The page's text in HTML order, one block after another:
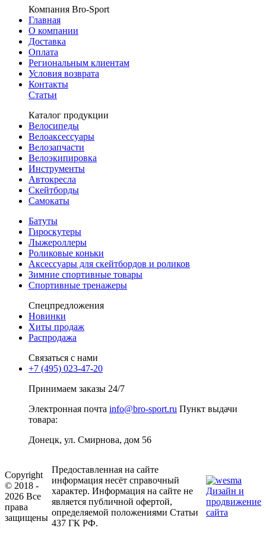
Компания Bro-Sport
Главная
О компании
Доставка
Оплата
Региональным клиентам
Условия возврата
Контакты
Статьи
Каталог продукции
Велосипеды
Велоаксессуары
Велозапчасти
Велоэкипировка
Инструменты
Автокресла
Скейтборды
Самокаты
Батуты
Гироскутеры
Лыжероллеры
Роликовые коньки
Аксессуары для скейтбордов и роликов
Зимние спортивные товары
Спортивные тренажеры
Спецпредложения
Новинки
Хиты продаж
Распродажа
Связаться с нами
+7 (495) 023-47-20
Принимаем заказы 24/7
Электронная почта info@bro-sport.ru Пункт выдачи
товара:
Донецк, ул. Смирнова, дом 56
Copyright
© 2018 -
2026 Все
права
защищены
Предоставленная на сайте
информация несёт справочный
характер. Информация на сайте не
является публичной офертой,
определяемой положениями Статьи
437 ГК РФ.
Дизайн и
продвижение
сайта